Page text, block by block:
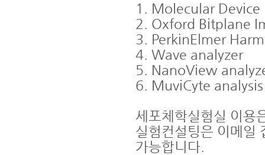
1. Molecular
2. Oxford Bitplane
3. PerkinElmer
4. Wave analyzer
5. NanoView
6. MuviCyte
세포체학실험실 이용
실험컨설팅은 이메일
가능합니다.